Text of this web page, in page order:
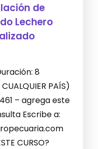
de
Lechero
8
PAÍS)
– agrega este
Escribe a:
CURSO?